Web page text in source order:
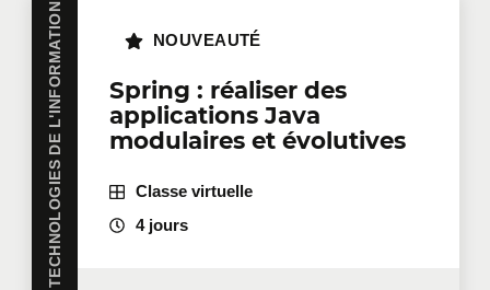
TECHNOLOGIES DE L'INFORMATION
Spring : réaliser des
applications Java
modulaires et évolutives
NOUVEAUTÉ
Classe virtuelle
4 jours